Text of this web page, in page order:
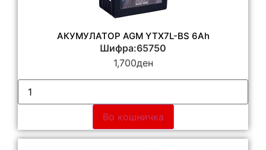
АКУМУЛАТОР AGM YTX7L-BS 6Ah
Шифра:65750
1,700ден
Во кошничка